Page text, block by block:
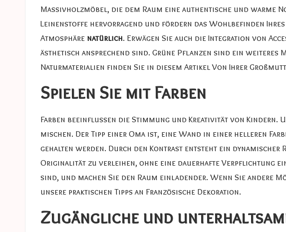
Massivholzmöbel, die dem Raum eine authentische und warme
Leinenstoffe hervorragend und fördern das Wohlbefinden Ihres
Atmosphäre natürlich. Erwägen Sie auch die Integration von
ästhetisch ansprechend sind. Grüne Pflanzen sind ein weiteres
Naturmaterialien finden Sie in diesem ArtikelVon Ihrer
Spielen Sie mit Farben
Farben beeinflussen die Stimmung und Kreativität von Kindern.
mischen. Der Tipp einer Oma ist, eine Wand in einer helleren
gehalten werden. Durch den Kontrast entsteht ein dynamischer
Originalität zu verleihen, ohne eine dauerhafte Verpflichtung
sind, und machen Sie den Raum einladender. Wenn Sie andere
unsere praktischen Tipps an Französische Dekoration.
Zugängliche und